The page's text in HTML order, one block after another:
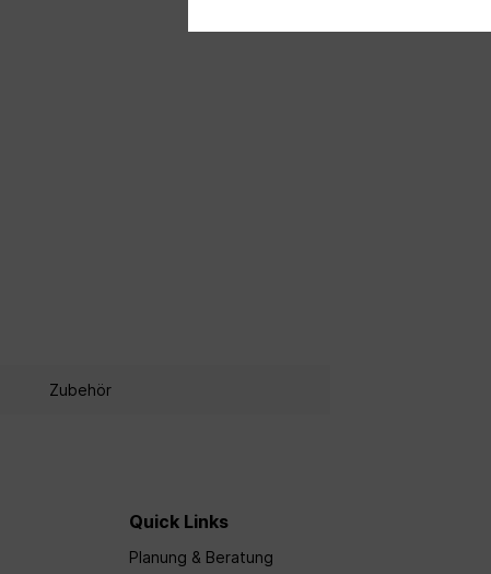
Zubehör
Quick Links
Planung & Beratung